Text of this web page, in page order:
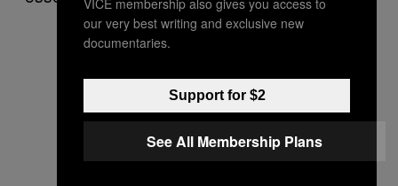
our very best writing and exclusive new
documentaries.
Support for $2
See All Membership Plans